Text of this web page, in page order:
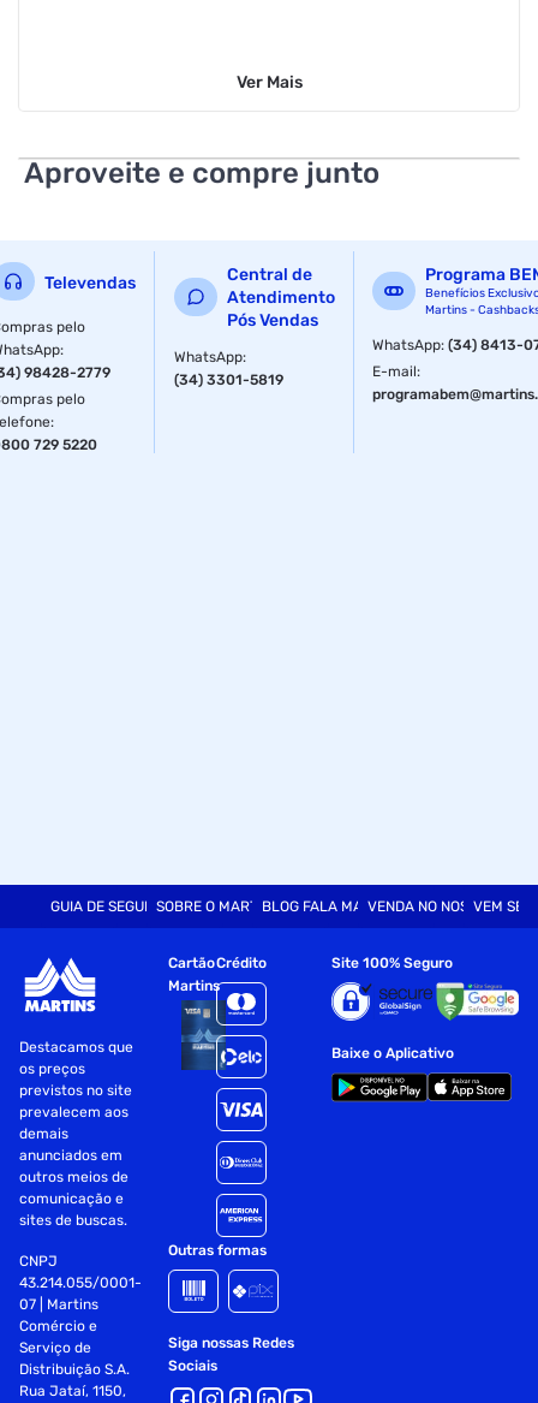
Ver Mais
Aproveite e compre junto
Televendas
pelo
:
98428-2779
pelo
:
729 5220
Central de
Atendimento
Pós Vendas
WhatsApp:
(34) 3301-5819
Programa
Benefícios
Martins -
WhatsApp:(34) 8413-
E-mail:
GUIA DE SEGURANÇASOBRE O MARTINSBLOG FALA MARTVENDA NO NOSSO SITE
VEM SER
Destacamos que
os preços
previstos no site
prevalecem aos
demais
anunciados em
outros meios de
comunicação e
sites de buscas.
CNPJ
43.214.055/0001-
07 | Martins
Comércio e
Serviço de
Distribuição S.A.
Rua Jataí, 1150,
Cartão
Martins
Crédito
Outras formas
Siga nossas Redes
Sociais
Site 100% Seguro
Baixe o Aplicativo